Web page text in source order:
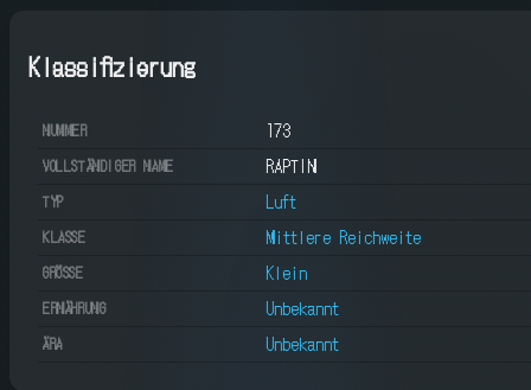
Klassifizierung
NUMMER 173
VOLLSTÄNDIGER NAME RAPTIN
TYP Luft
KLASSE Mittlere Reichweite
GRÖSSE Klein
ERNÄHRUNG Unbekannt
ÄRA Unbekannt